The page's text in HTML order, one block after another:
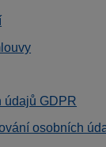
údajů GDPR
osobních